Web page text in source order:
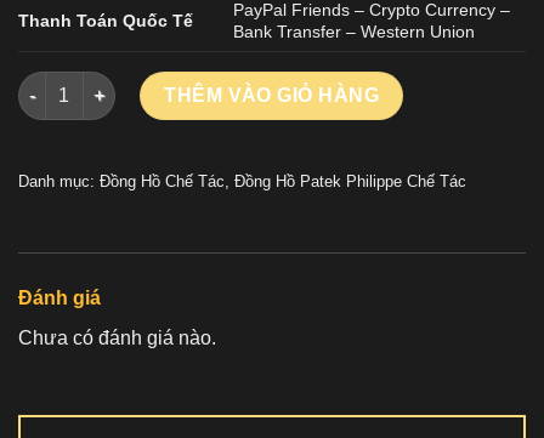
Thanh Toán Quốc Tế
PayPal Friends – Crypto Currency –
Bank Transfer – Western Union
Đồng Hồ Patek Philippe Nautilus 5711-1P 40th Anniversary
THÊM VÀO GIỎ HÀNG
Danh mục: Đồng Hồ Chế Tác, Đồng Hồ Patek Philippe Chế Tác
Đánh giá
Chưa có đánh giá nào.